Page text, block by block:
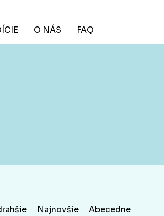
O NÁS FAQ
Najnovšie Abecedne